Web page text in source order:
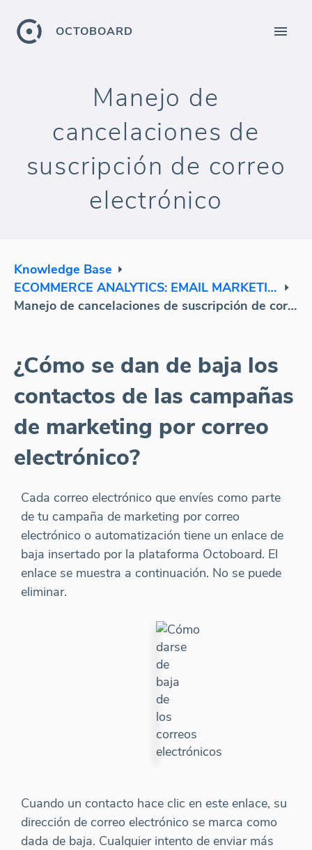
OCTOBOARD
Manejo de
cancelaciones de
suscripción de correo
electrónico
Knowledge Base
ECOMMERCE ANALYTICS: EMAIL MARKETING
Manejo de cancelaciones de suscripción de correo electrónico
¿Cómo se dan de baja los
contactos de las campañas
de marketing por correo
electrónico?
Cada correo electrónico que envíes como parte
de tu campaña de marketing por correo
electrónico o automatización tiene un enlace de
baja insertado por la plataforma Octoboard. El
enlace se muestra a continuación. No se puede
eliminar.
Cuando un contacto hace clic en este enlace, su
dirección de correo electrónico se marca como
dada de baja. Cualquier intento de enviar más